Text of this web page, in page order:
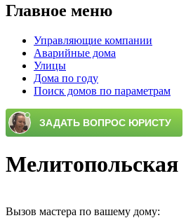
Главное меню
Управляющие компании
Аварийные дома
Улицы
Дома по году
Поиск домов по параметрам
Мелитопольская
Вызов мастера по вашему дому: